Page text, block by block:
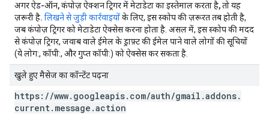
अगर ऐड-ऑन, कंपोज़ ऐक्शन ट्रिगर में मेटाडेटा का इस्तेमाल करता है, तो यह
ज़रूरी है. लिखने से जुड़ी कार्रवाइयोंके लिए, इस स्कोप की ज़रूरत तब होती है,
जब कंपोज़ ट्रिगर को मेटाडेटा ऐक्सेस करना होता है. असल में, इस स्कोप की मदद
से कंपोज़ ट्रिगर, जवाब वाले ईमेल के ड्राफ़्ट की ईमेल पाने वाले लोगों की सूचियों
(ये लोग:, कॉपी:, और गुप्त कॉपी:) को ऐक्सेस कर सकता है.
खुले हुए मैसेज का कॉन्टेंट पढ़ना
https: //www. googleapis. com/auth/gmail .addons.
current. message .action